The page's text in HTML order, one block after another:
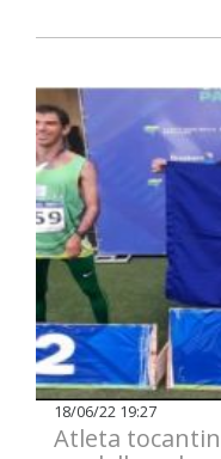
18/06/22 19:27
Atleta